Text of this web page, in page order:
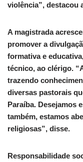
violência”, destacou
A magistrada
promover a
formativa e
técnico, ao clérigo.
trazendo
diversas pastorais
Paraíba. Desejamos
também, estamos
religiosas”, disse.
Responsabilidade